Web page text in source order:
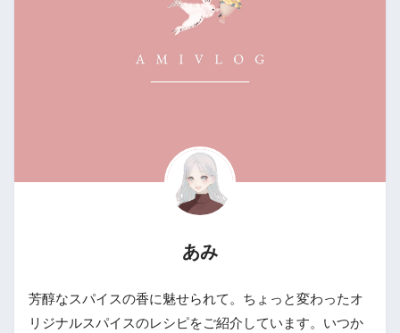
あみ
芳醇なスパイスの香に魅せられて。ちょっと変わったオ
リジナルスパイスのレシピをご紹介しています。いつか